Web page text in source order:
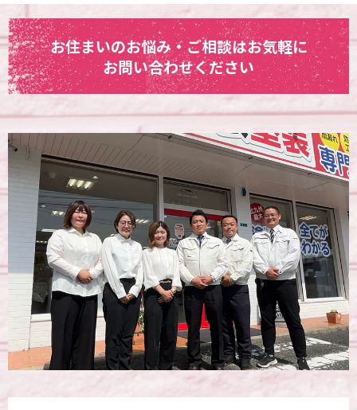
お住まいのお悩み・ご相談はお気軽に
お問い合わせください